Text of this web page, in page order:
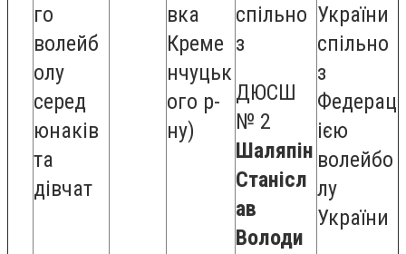
го
волейб
олу
серед
юнаків
та
дівчат
вка
Креме
нчуцьк
ого р-
ну)
спільно
з
ДЮСШ
№ 2
Шаляпін
Станісл
ав
Володи
України
спільно
з
Федерац
ією
волейбо
лу
України